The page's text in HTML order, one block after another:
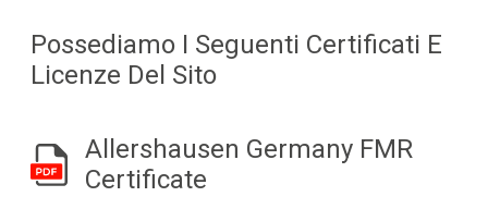
Possediamo I Seguenti Certificati E
Licenze Del Sito
Allershausen Germany FMR
Certificate